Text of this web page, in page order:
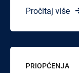
Pročitaj više
PRIOPĆENJA